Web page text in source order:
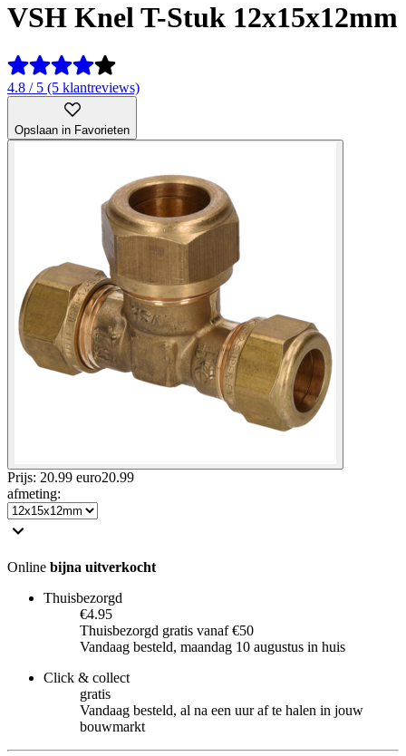
VSH Knel T-Stuk 12x15x12mm
4.8 / 5 (5 klantreviews)
Opslaan in Favorieten
Prijs: 20.99 euro20.99
afmeting:
Online bijna uitverkocht
Thuisbezorgd
€4.95
Thuisbezorgd gratis vanaf €50
Vandaag besteld, maandag 10 augustus in huis
Click & collect
gratis
Vandaag besteld, al na een uur af te halen in jouw
bouwmarkt